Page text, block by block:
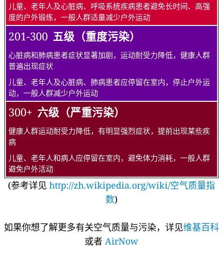
儿童、老年人及心脏病、呼吸系统疾病患者避免长时间、高强
度的户外锻炼，一般人群适量减少户外运动
201-300 五级（重度污染）
心脏病和肺病患者症状显著加剧，运动耐受力降低，健康人群
普遍出现症状
儿童、老年人及心脏病、肺病患者应停留在室内，停止户外运
动，一般人群减少户外运动
300+ 六级（严重污染）
健康人群运动耐受力降低，有明显强烈症状，提前出现某些疾
病
儿童、老年人和病人应停留在室内，避免体力消耗，一般人群
避免户外活动
(参考详见 http://zh.wikipedia.org/wiki/空气质量指
数)
如果你想了解更多有关空气质量与污染，详见维基百科
或者 AirNow